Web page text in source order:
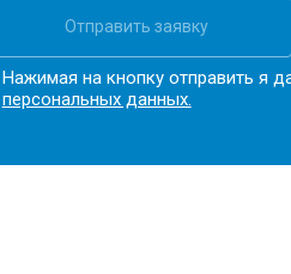
Отправить заявку
Нажимая на кнопку отправить я
персональных данных.